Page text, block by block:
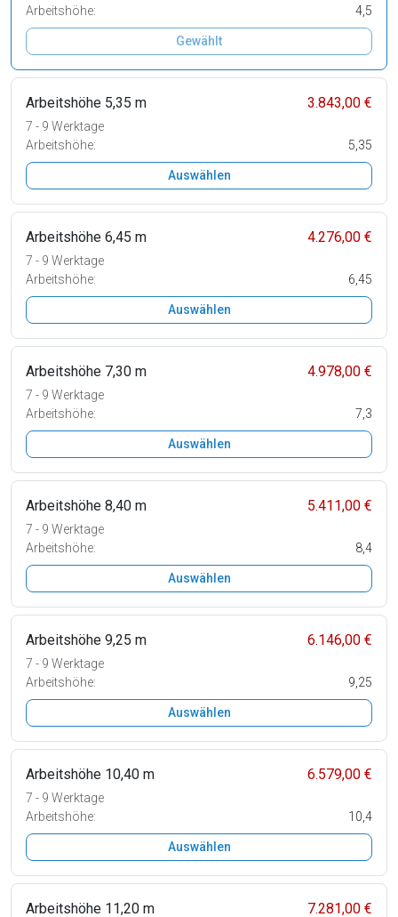
Arbeitshöhe:
4,5
Gewählt
Arbeitshöhe 5,35 m 3.843,00 €
7 - 9 Werktage
Arbeitshöhe:
5,35
Auswählen
Arbeitshöhe 6,45 m 4.276,00 €
7 - 9 Werktage
Arbeitshöhe:
6,45
Auswählen
Arbeitshöhe 7,30 m 4.978,00 €
7 - 9 Werktage
Arbeitshöhe:
7,3
Auswählen
Arbeitshöhe 8,40 m 5.411,00 €
7 - 9 Werktage
Arbeitshöhe:
8,4
Auswählen
Arbeitshöhe 9,25 m 6.146,00 €
7 - 9 Werktage
Arbeitshöhe:
9,25
Auswählen
Arbeitshöhe 10,40 m 6.579,00 €
7 - 9 Werktage
Arbeitshöhe:
10,4
Auswählen
Arbeitshöhe 11,20 m 7.281,00 €